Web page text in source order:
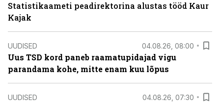
Statistikaameti peadirektorina alustas tööd Kaur
Kajak
UUDISED 04.08.26, 08:00
Uus TSD kord paneb raamatupidajad vigu
parandama kohe, mitte enam kuu lõpus
UUDISED 04.08.26, 07:30